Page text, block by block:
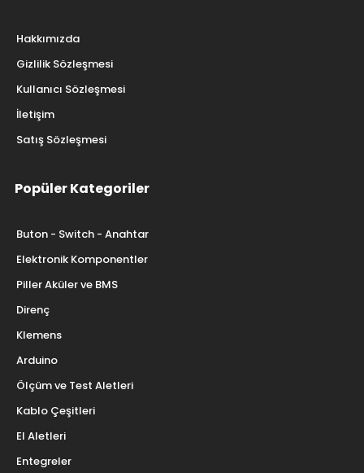
Hakkımızda
Gizlilik Sözleşmesi
Kullanıcı Sözleşmesi
İletişim
Satış Sözleşmesi
Popüler Kategoriler
Buton - Switch - Anahtar
Elektronik Komponentler
Piller Aküler ve BMS
Direnç
Klemens
Arduino
Ölçüm ve Test Aletleri
Kablo Çeşitleri
El Aletleri
Entegreler